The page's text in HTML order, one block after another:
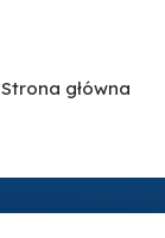
Strona główna